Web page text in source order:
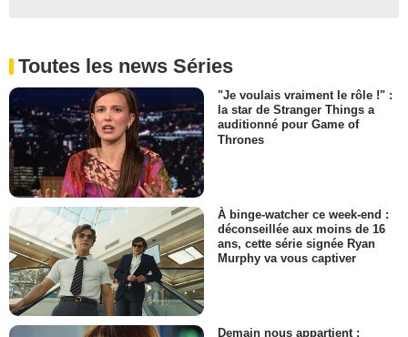
Toutes les news Séries
"Je voulais vraiment le rôle !" :
la star de Stranger Things a
auditionné pour Game of
Thrones
À binge-watcher ce week-end :
déconseillée aux moins de 16
ans, cette série signée Ryan
Murphy va vous captiver
Demain nous appartient :